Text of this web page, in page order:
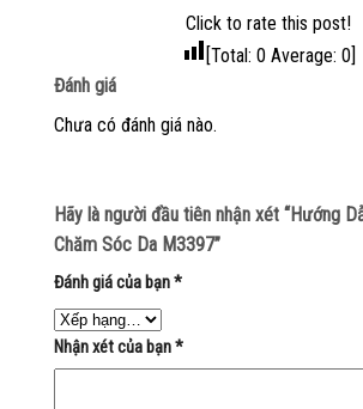
Click to rate this post!
[Total: 0 Average: 0]
Đánh giá
Chưa có đánh giá nào.
Hãy là người đầu tiên nhận xét “Hướng
Chăm Sóc Da M3397”
Đánh giá của bạn*
Nhận xét của bạn*